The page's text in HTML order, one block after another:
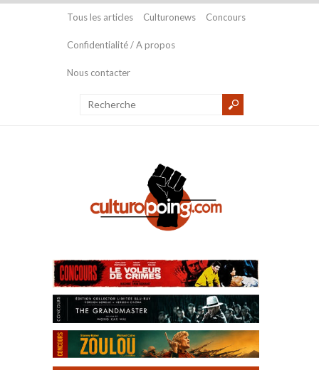
Tous les articles Culturonews Concours
Confidentialité / A propos
Nous contacter